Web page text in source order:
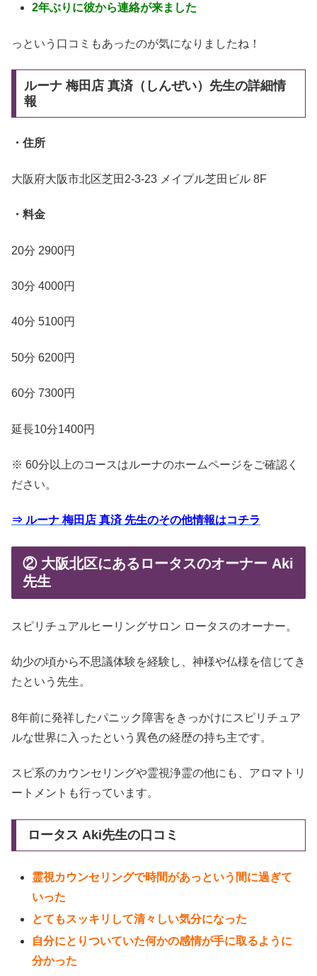
2年ぶりに彼から連絡が来ました
っという口コミもあったのが気になりましたね！
ルーナ 梅田店 真済（しんぜい）先生の詳細情
報
・住所
大阪府大阪市北区芝田2-3-23 メイプル芝田ビル 8F
・料金
20分 2900円
30分 4000円
40分 5100円
50分 6200円
60分 7300円
延長10分1400円
※ 60分以上のコースはルーナのホームページをご確認く
ださい。
⇒ ルーナ 梅田店 真済 先生のその他情報はコチラ
② 大阪北区にあるロータスのオーナー Aki
先生
スピリチュアルヒーリングサロン ロータスのオーナー。
幼少の頃から不思議体験を経験し、神様や仏様を信じてき
たという先生。
8年前に発祥したパニック障害をきっかけにスピリチュア
ルな世界に入ったという異色の経歴の持ち主です。
スピ系のカウンセリングや霊視浄霊の他にも、アロマトリ
ートメントも行っています。
ロータス Aki先生の口コミ
霊視カウンセリングで時間があっという間に過ぎて
いった
とてもスッキリして清々しい気分になった
自分にとりついていた何かの感情が手に取るように
分かった